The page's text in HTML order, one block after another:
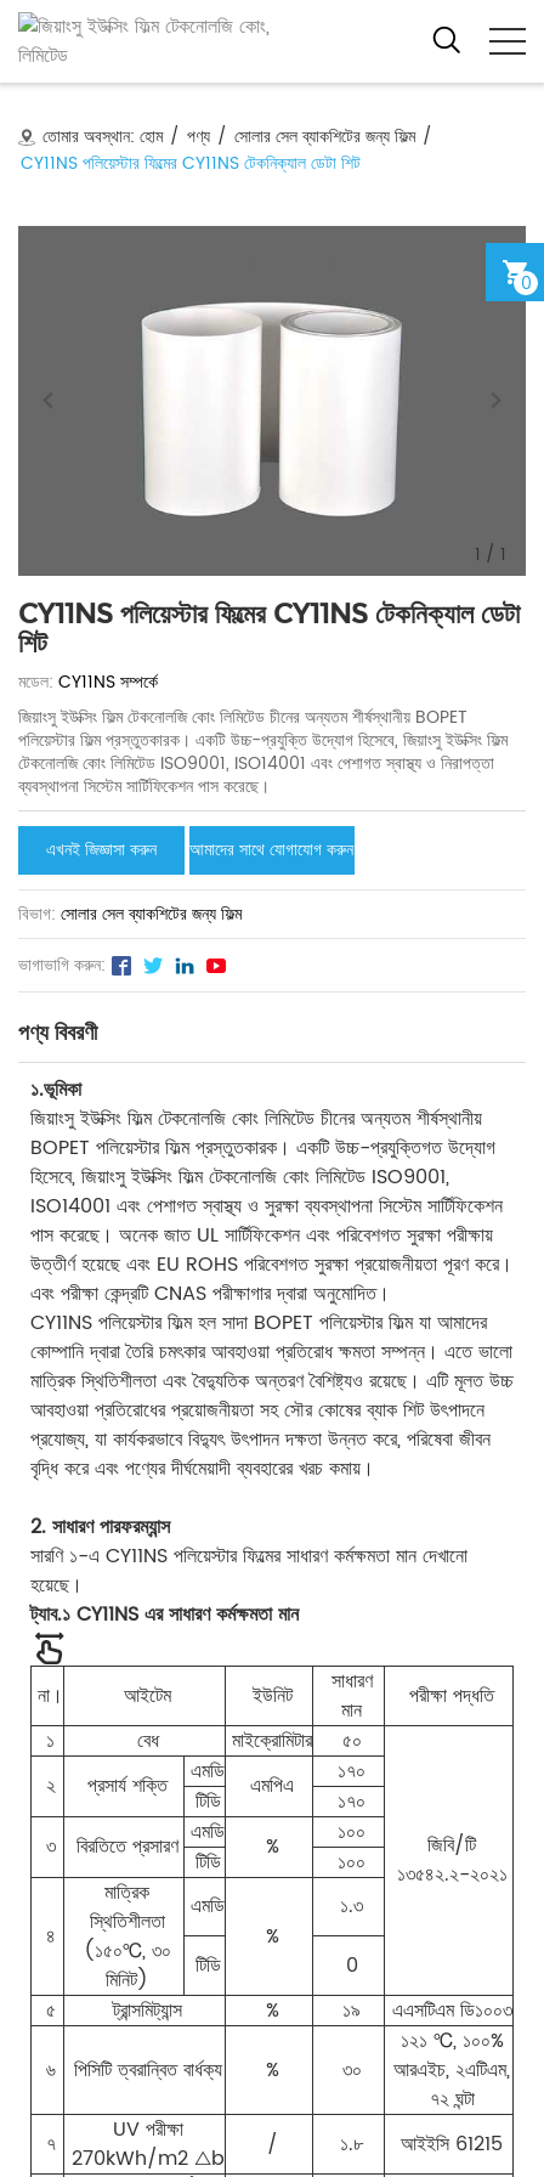
তোমার অবস্থান: হোম / পণ্য / সোলার সেল ব্যাকশিটের জন্য ফিল্ম /
CY11NS পলিয়েস্টার ফিল্মের CY11NS টেকনিক্যাল ডেটা শিট
CY11NS পলিয়েস্টার ফিল্মের CY11NS টেকনিক্যাল ডেটা
শিট
মডেল: CY11NS সম্পর্কে
জিয়াংসু ইউক্সিং ফিল্ম টেকনোলজি কোং লিমিটেড চীনের অন্যতম শীর্ষস্থানীয় BOPET
পলিয়েস্টার ফিল্ম প্রস্তুতকারক। একটি উচ্চ-প্রযুক্তি উদ্যোগ হিসেবে, জিয়াংসু ইউক্সিং ফিল্ম
টেকনোলজি কোং লিমিটেড ISO9001, ISO14001 এবং পেশাগত স্বাস্থ্য ও নিরাপত্তা
ব্যবস্থাপনা সিস্টেম সার্টিফিকেশন পাস করেছে।
এখনই জিজ্ঞাসা করুন আমাদের সাথে যোগাযোগ করুন
বিভাগ: সোলার সেল ব্যাকশিটের জন্য ফিল্ম
0
ভাগাভাগি করুন:
1 / 1
পণ্য বিবরণী
১.ভূমিকা
জিয়াংসু ইউক্সিং ফিল্ম টেকনোলজি কোং লিমিটেড চীনের অন্যতম শীর্ষস্থানীয়
BOPET পলিয়েস্টার ফিল্ম প্রস্তুতকারক। একটি উচ্চ-প্রযুক্তিগত উদ্যোগ
হিসেবে, জিয়াংসু ইউক্সিং ফিল্ম টেকনোলজি কোং লিমিটেড ISO9001,
ISO14001 এবং পেশাগত স্বাস্থ্য ও সুরক্ষা ব্যবস্থাপনা সিস্টেম সার্টিফিকেশন
পাস করেছে। অনেক জাত UL সার্টিফিকেশন এবং পরিবেশগত সুরক্ষা পরীক্ষায়
উত্তীর্ণ হয়েছে এবং EU ROHS পরিবেশগত সুরক্ষা প্রয়োজনীয়তা পূরণ করে।
এবং পরীক্ষা কেন্দ্রটি CNAS পরীক্ষাগার দ্বারা অনুমোদিত।
CY11NS পলিয়েস্টার ফিল্ম হল সাদা BOPET পলিয়েস্টার ফিল্ম যা আমাদের
কোম্পানি দ্বারা তৈরি চমৎকার আবহাওয়া প্রতিরোধ ক্ষমতা সম্পন্ন। এতে ভালো
মাত্রিক স্থিতিশীলতা এবং বৈদ্যুতিক অন্তরণ বৈশিষ্ট্যও রয়েছে। এটি মূলত উচ্চ
আবহাওয়া প্রতিরোধের প্রয়োজনীয়তা সহ সৌর কোষের ব্যাক শিট উৎপাদনে
প্রযোজ্য, যা কার্যকরভাবে বিদ্যুৎ উৎপাদন দক্ষতা উন্নত করে, পরিষেবা জীবন
বৃদ্ধি করে এবং পণ্যের দীর্ঘমেয়াদী ব্যবহারের খরচ কমায়।
2. সাধারণ পারফরম্যান্স
সারণি ১-এ CY11NS পলিয়েস্টার ফিল্মের সাধারণ কর্মক্ষমতা মান দেখানো
হয়েছে।
ট্যাব.১ CY11NS এর সাধারণ কর্মক্ষমতা মান
না। আইটেম ইউনিট
সাধারণ
মান
পরীক্ষা পদ্ধতি
১
বেধ মাইক্রোমিটার ৫০
জিবি/টি
১৩৫৪২.২-২০২১
২ প্রসার্য শক্তি এমডি এমপিএ
১৭০
টিডি
১৭০
৩
বিরতিতে প্রসারণ এমডি %
১০০
টিডি
১০০
৪
মাত্রিক
স্থিতিশীলতা
(১৫০℃, ৩০
মিনিট)
এমডি
%
১.৩
টিডি
0
৫
ট্রান্সমিট্যান্স % ১৯
এএসটিএম ডি১০০৩
৬ পিসিটি ত্বরান্বিত বার্ধক্য % ৩০
১২১ ℃, ১০০%
আরএইচ, ২এটিএম,
৭২ ঘন্টা
৭
UV পরীক্ষা
270kWh/m2 △b
/ ১.৮
আইইসি 61215